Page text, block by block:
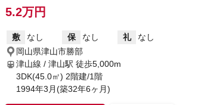
5.2万円
敷 なし 保 なし 礼
なし
岡山県津山市勝部
津山線 / 津山駅 徒歩5,000m
3DK(45.0㎡) 2階建/1階
1994年3月(築32年6ヶ月)